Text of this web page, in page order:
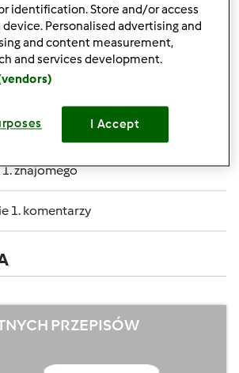
konkursu
przepisu (całość = 10 pkt, część =
1 przepisu
znajomego
1. komentarzy
PRZEPISÓW
identification. Store and/or access
Personalised advertising and
and content measurement,
and services development.
I Accept